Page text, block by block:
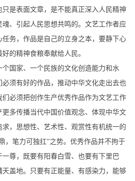
是表面文章，是不能真正深入人民精神
、引起人民思想共鸣的。文艺工作者应
务，作品是自己的立身之本，要静下心
的精神食粮奉献给人民。
国家、一个民族的文化创造能力和水
须有好的作品，推动中华文化走出去也
必须把创作生产优秀作品作为文艺工作
多传播当代中国价值观念、体现中华文
，思想性、艺术性、观赏性有机统一的
，笔力可独扛”之势。优秀作品并不拘于
尊，既要有阳春白雪、也要有下里巴
天盖地。只要有正能量、有感染力，能够